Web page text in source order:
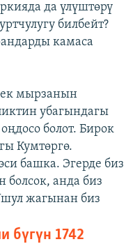
да үлүштөрү
билбейт?
камаса
мырзанын
убагындагы
болот. Бирок
Кумтөргө.
башка. Эгерде биз
болсок, анда биз
жагынан биз
бүгүн 1742